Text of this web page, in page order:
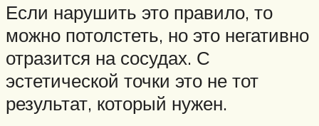
Если нарушить это правило, то
можно потолстеть, но это негативно
отразится на сосудах. С
эстетической точки это не тот
результат, который нужен.